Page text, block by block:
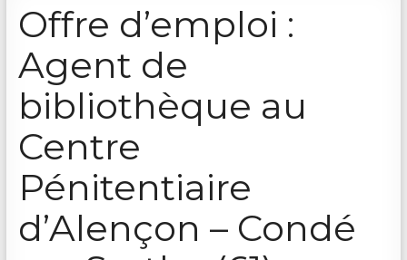
justice
en
Normandie
Un
site
de
Normandie
Livre
&
Lecture
Offre d’emploi :
Agent de
bibliothèque au
Centre
Pénitentiaire
d’Alençon – Condé